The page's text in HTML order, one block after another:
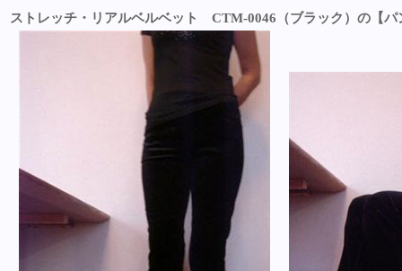
ストレッチ・リアルベルベット CTM-0046（ブラック）の【パ